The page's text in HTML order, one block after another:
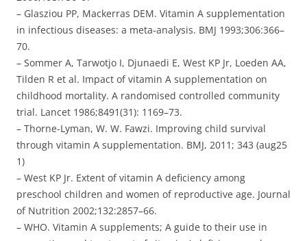
– Glasziou PP, Mackerras DEM. Vitamin A supplementation
in infectious diseases: a meta-analysis. BMJ 1993;306:366–
70.
– Sommer A, Tarwotjo I, Djunaedi E, West KP Jr, Loeden AA,
Tilden R et al. Impact of vitamin A supplementation on
childhood mortality. A randomised controlled community
trial. Lancet 1986;8491(31): 1169–73.
– Thorne-Lyman, W. W. Fawzi. Improving child survival
through vitamin A supplementation. BMJ, 2011; 343 (aug25
1)
– West KP Jr. Extent of vitamin A deficiency among
preschool children and women of reproductive age. Journal
of Nutrition 2002;132:2857–66.
– WHO. Vitamin A supplements; A guide to their use in